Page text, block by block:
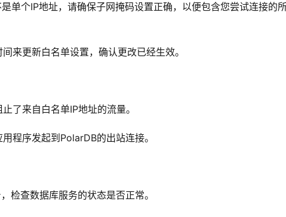
单个IP地址，请确保子网掩码设置正确，以便包含您尝试连接的
来更新白名单设置，确认更改已经生效。
止了来自白名单IP地址的流量。
程序发起到PolarDB的出站连接。
检查数据库服务的状态是否正常。